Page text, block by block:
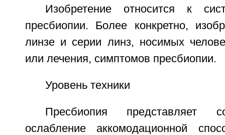
Изобретение относится к
пресбиопии. Более конкретно,
линзе и серии линз, носимых
или лечения, симптомов пресбиопии.
Уровень техники
Пресбиопия представляет
ослабление аккомодационной